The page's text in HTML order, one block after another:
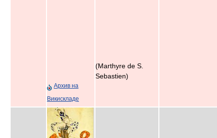
Архив на
Викискладе
(Marthyre de S.
Sebastien)